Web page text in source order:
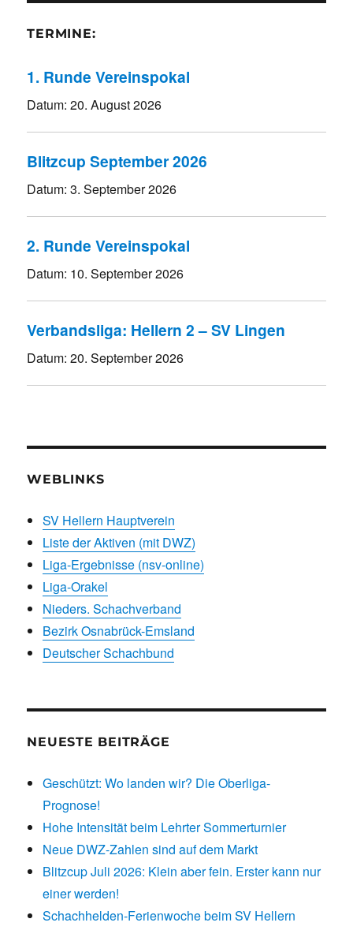
TERMINE:
1. Runde Vereinspokal
Datum:20. August 2026
Blitzcup September 2026
Datum:3. September 2026
2. Runde Vereinspokal
Datum: 10. September 2026
Verbandsliga: Hellern 2 – SV Lingen
Datum:20. September 2026
WEBLINKS
SV Hellern Hauptverein
Liste der Aktiven (mit DWZ)
Liga-Ergebnisse (nsv-online)
Liga-Orakel
Nieders. Schachverband
Bezirk Osnabrück-Emsland
Deutscher Schachbund
NEUESTE BEITRÄGE
Geschützt: Wo landen wir? Die Oberliga-
Prognose!
Hohe Intensität beim Lehrter Sommerturnier
Neue DWZ-Zahlen sind auf dem Markt
Blitzcup Juli 2026: Klein aber fein. Erster kann nur
einer werden!
Schachhelden-Ferienwoche beim SV Hellern